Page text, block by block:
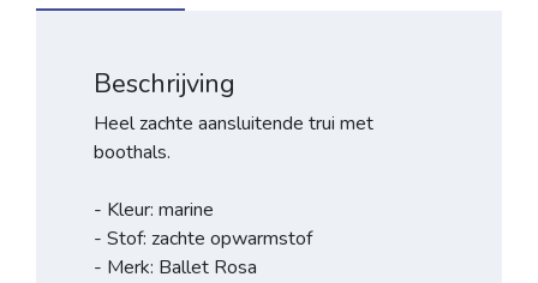
Beschrijving
Heel zachte aansluitende trui met
boothals.
- Kleur: marine
- Stof: zachte opwarmstof
- Merk: Ballet Rosa